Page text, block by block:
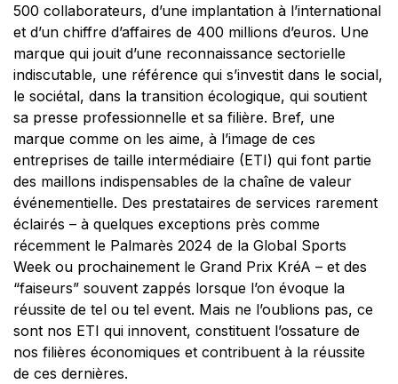
500 collaborateurs, d’une implantation à l’international
et d’un chiffre d’affaires de 400 millions d’euros. Une
marque qui jouit d’une reconnaissance sectorielle
indiscutable, une référence qui s’investit dans le social,
le sociétal, dans la transition écologique, qui soutient
sa presse professionnelle et sa filière. Bref, une
marque comme on les aime, à l’image de ces
entreprises de taille intermédiaire (ETI) qui font partie
des maillons indispensables de la chaîne de valeur
événementielle. Des prestataires de services rarement
éclairés – à quelques exceptions près comme
récemment le Palmarès 2024 de la Global Sports
Week ou prochainement le Grand Prix KréA – et des
“faiseurs” souvent zappés lorsque l’on évoque la
réussite de tel ou tel event. Mais ne l’oublions pas, ce
sont nos ETI qui innovent, constituent l’ossature de
nos filières économiques et contribuent à la réussite
de ces dernières.